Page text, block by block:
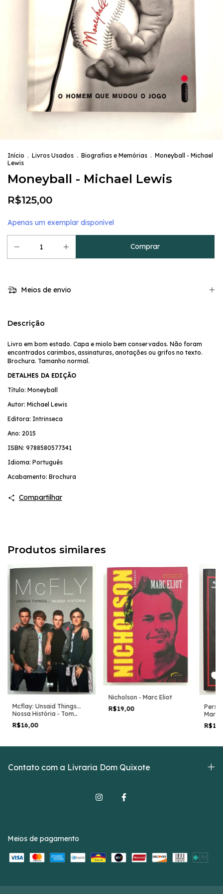
Início . Livros Usados . Biografias e Memórias . Moneyball - Michael
Lewis
Moneyball - Michael Lewis
R$125,00
Apenas um exemplar disponível
Meios de envio
Descrição
Livro em bom estado. Capa e miolo bem conservados. Não foram
encontrados carimbos, assinaturas, anotações ou grifos no texto.
Brochura. Tamanho normal.
DETALHES DA EDIÇÃO
Título: Moneyball
Autor: Michael Lewis
Editora: Intrinseca
Ano: 2015
ISBN: 9788580577341
Idioma: Português
Acabamento: Brochura
Compartilhar
Produtos similares
Mcflay: Unsaid Things...
Nossa História - Tom
Fletcher e Outros
R$16,00
Nicholson - Marc Eliot
R$19,00
Contato com a Livraria Dom Quixote
Meios de pagamento